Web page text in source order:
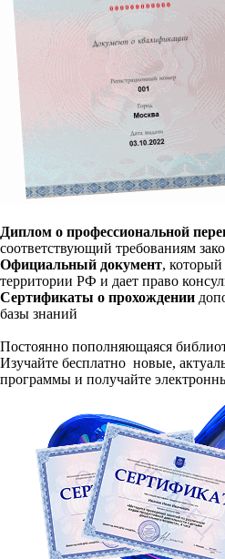
Диплом о профессиональной
соответствующий требованиям
Официальный документ, который
территории РФ и дает право
Сертификаты о прохождении
базы знаний
Постоянно пополняющаяся
Изучайте бесплатно новые,
программы и получайте